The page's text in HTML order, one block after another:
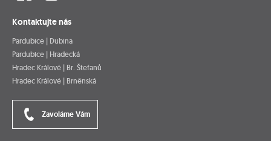
Kontaktujte nás
Pardubice | Dubina
Pardubice | Hradecká
Hradec Králové | Br. Štefanů
Hradec Králové | Brněnská
Zavoláme Vám